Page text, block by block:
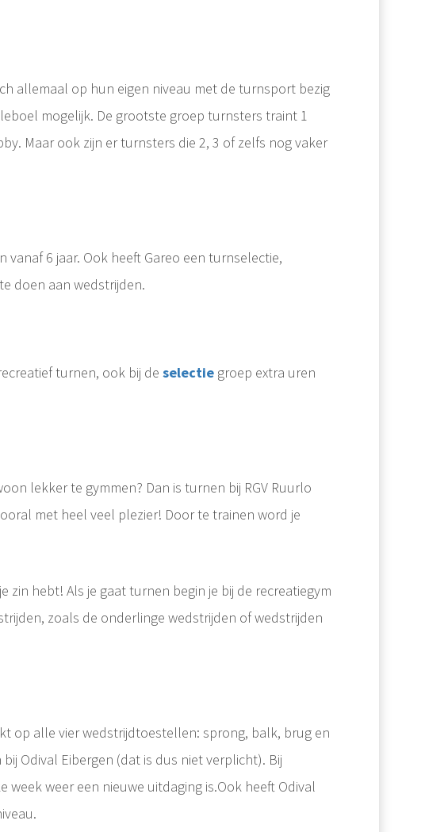
allemaal op hun eigen niveau met de turnsport bezig
mogelijk. De grootste groep turnsters traint 1
Maar ook zijn er turnsters die 2, 3 of zelfs nog vaker
6 jaar. Ook heeft Gareo een turnselectie,
doen aan wedstrijden.
turnen, ook bij de selectie groep extra uren
lekker te gymmen? Dan is turnen bij RGV Ruurlo
met heel veel plezier! Door te trainen word je
zin hebt! Als je gaat turnen begin je bij de recreatiegym
zoals de onderlinge wedstrijden of wedstrijden
op alle vier wedstrijdtoestellen: sprong, balk, brug en
Odival Eibergen (dat is dus niet verplicht). Bij
weer een nieuwe uitdaging is.Ook heeft Odival